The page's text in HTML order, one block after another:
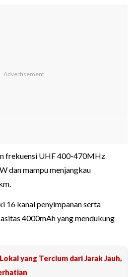
frekuensi UHF 400-470MHz
dan mampu menjangkau
16 kanal penyimpanan serta
4000mAh yang mendukung
yang Tercium dari Jarak Jauh,